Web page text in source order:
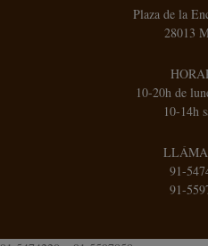
Plaza de la
28013
10-20h de
10-14h
91-
91-